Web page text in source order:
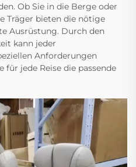
Ob Sie in die Berge oder
Träger bieten die nötige
Ausrüstung. Durch den
kann jeder
Anforderungen
für jede Reise die passende